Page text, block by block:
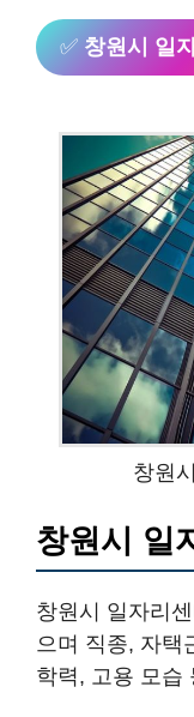
✅ 창원시 일
창원
창원시 일
창원시 일자리
으며 직종, 자택
학력, 고용 모습